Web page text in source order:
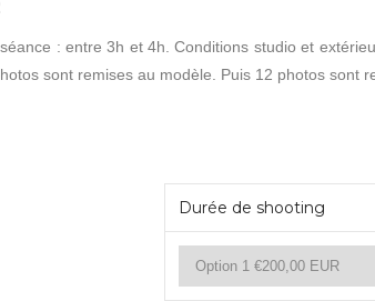
: entre 3h et 4h. Conditions studio et
sont remises au modèle. Puis 12 photos sont
Durée de shooting